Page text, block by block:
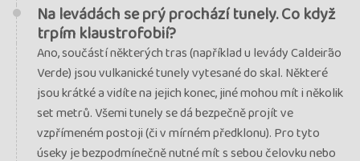
Na levádách se prý prochází tunely. Co když
trpím klaustrofobií?
Ano, součástí některých tras (například u levády Caldeirão
Verde) jsou vulkanické tunely vytesané do skal. Některé
jsou krátké a vidíte na jejich konec, jiné mohou mít i několik
set metrů. Všemi tunely se dá bezpečně projít ve
vzpřímeném postoji (či v mírném předklonu). Pro tyto
úseky je bezpodmínečně nutné mít s sebou čelovku nebo